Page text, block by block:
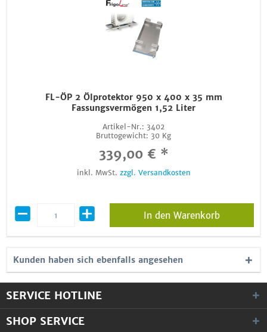
FL-ÖP 2 Ölprotektor 950 x 400 x 35 mm
Fassungsvermögen 1,52 Liter
Artikel-Nr.: 3402
Bruttogewicht: 30 Kg
339,00 € *
inkl. MwSt. zzgl. Versandkosten
In den Warenkorb
Kunden haben sich ebenfalls angesehen
SERVICE HOTLINE
SHOP SERVICE